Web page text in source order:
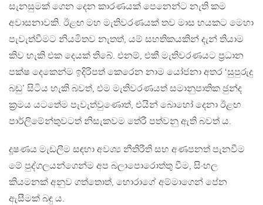
සැනසුමක් ගෙන දෙන කාරණයක් පෙනෙන්ට නැති කම
අවාසනාවකි. ඊළඟ මහ මැතිවරණයක් තව මාස හයකට මෙහා
පැවැත්වීමට නියමිතව නැතත්, යම් සහතිකයකින් දැන් තියාම
කිව හැකි එක දෙයක් තිබේ. එනම්, එකී මැතිවරණයට ප‍්‍රධාන
පක්ෂ දෙකෙන්ම ඉදිරිපත් කෙරෙන නාම යෝජනා අතර ‘සුපුරුදු
බඩු’ සිටිය හැකි බවත්, එම මැතිවරණයත් සමානුපාතික ඡුන්ද
ක‍්‍රමය යටතේම පැවැත්වුණොත්, එයින් බොහෝ දෙනා ඊළඟ
පාර්ලිමේන්තුවටත් නිසැකවම තේරී පත්වනු ඇති බවත් ය.
දූෂණය මැඩලීම සඳහා අවශ්‍ය නීතිරීති සහ අණපනත් පැනවීම
මේ පුද්ගලයන්ගෙන්ම අප බලාපොරොත්තු වීම, සිංහල
කියමනක් අනුව ගත්තොත්, හොරාගේ අම්මාගෙන් පේන
ඇසීමක් බඳු ය.